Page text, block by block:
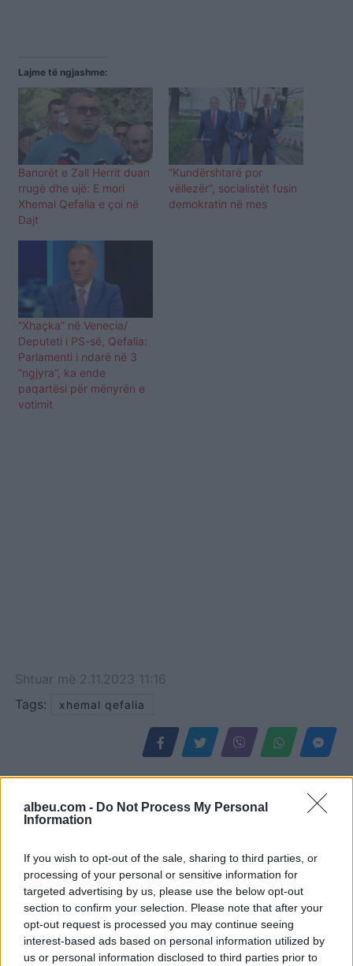
albeu.com - Do Not Process My Personal
Information
If you wish to opt-out of the sale, sharing to third parties, or
processing of your personal or sensitive information for
targeted advertising by us, please use the below opt-out
section to confirm your selection. Please note that after your
opt-out request is processed you may continue seeing
interest-based ads based on personal information utilized by
us or personal information disclosed to third parties prior to
Lajme të ngjashme:
Banorët e Zall Herrit duan
rrugë dhe ujë: E mori
Xhemal Qefalia e çoi në
Dajt
“Kundërshtarë por
vëllezër”, socialistët fusin
demokratin në mes
”Xhaçka” në Venecia/
Deputeti i PS-së, Qefalia:
Parlamenti i ndarë në 3
”ngjyra”, ka ende
paqartësi për mënyrën e
votimit
Shtuar më 2.11.2023 11:16
Tags:
xhemal qefalia
Ksamil, hyri me Jet Ski në
perimetrin e sigurisë,
Mbyllen fjalimet para
Kryeministrisë,